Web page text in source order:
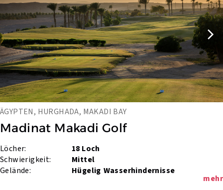
ÄGYPTEN, HURGHADA, MAKADI BAY
Madinat Makadi Golf
Löcher:
18 Loch
Schwierigkeit:
Mittel
Gelände:
Hügelig Wasserhindernisse
mehr